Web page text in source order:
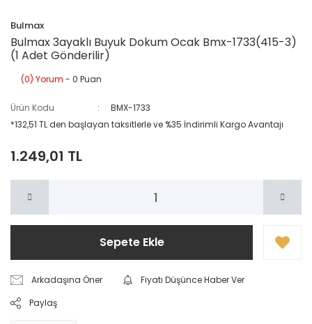
Bulmax
Bulmax 3ayaklı Buyuk Dokum Ocak Bmx-1733(415-3)
(1 Adet Gönderilir)
(0) Yorum - 0 Puan
Ürün Kodu
BMX-1733
*132,51 TL den başlayan taksitlerle ve %35 İndirimli Kargo Avantajı
1.249,01 TL
Sepete Ekle
Arkadaşına Öner
Fiyatı Düşünce Haber Ver
Paylaş